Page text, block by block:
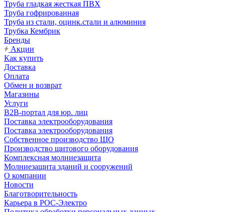
Труба гладкая жесткая ПВХ
Труба гофрированная
Труба из стали, оцинк.стали и алюминия
Трубка Кембрик
Бренды
Акции
Как купить
Доставка
Оплата
Обмен и возврат
Магазины
Услуги
B2B-портал для юр. лиц
Поставка электрооборудования
Поставка электрооборудования
Собственное производство ЩО
Производство щитового оборудования
Комплексная молниезащита
Молниезащита зданий и сооружений
О компании
Новости
Благотворительность
Карьера в РОС-Электро